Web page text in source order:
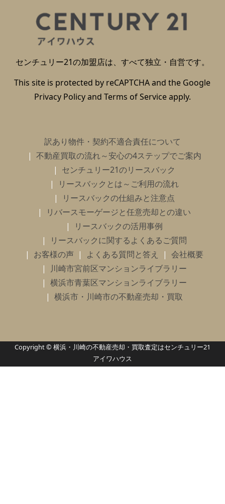
センチュリー21の加盟店は、すべて独立・自営です。
This site is protected by reCAPTCHA and the Google
Privacy Policyand Terms of Serviceapply.
訳あり物件・契約不適合責任について
不動産買取の流れ～安心の4ステップでご案内
センチュリー21のリースバック
リースバックとは～ご利用の流れ
リースバックの仕組みと注意点
リバースモーゲージと任意売却との違い
リースバックの活用事例
リースバックに関するよくあるご質問
お客様の声
よくある質問と答え
会社概要
川崎市宮前区マンションライブラリー
横浜市青葉区マンションライブラリー
横浜市・川崎市の不動産売却・買取
Copyright © 横浜・川崎の不動産売却・買取査定はセンチュリー21
アイワハウス